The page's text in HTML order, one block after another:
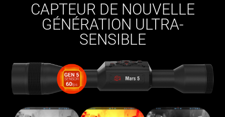
CAPTEUR DE NOUVELLE
GÉNÉRATION ULTRA-
SENSIBLE